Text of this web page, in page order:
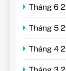
Tháng 6
Tháng 5
Tháng 4